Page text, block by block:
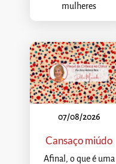
mulheres
07/08/2026
Cansaço miúdo
Afinal, o que é uma